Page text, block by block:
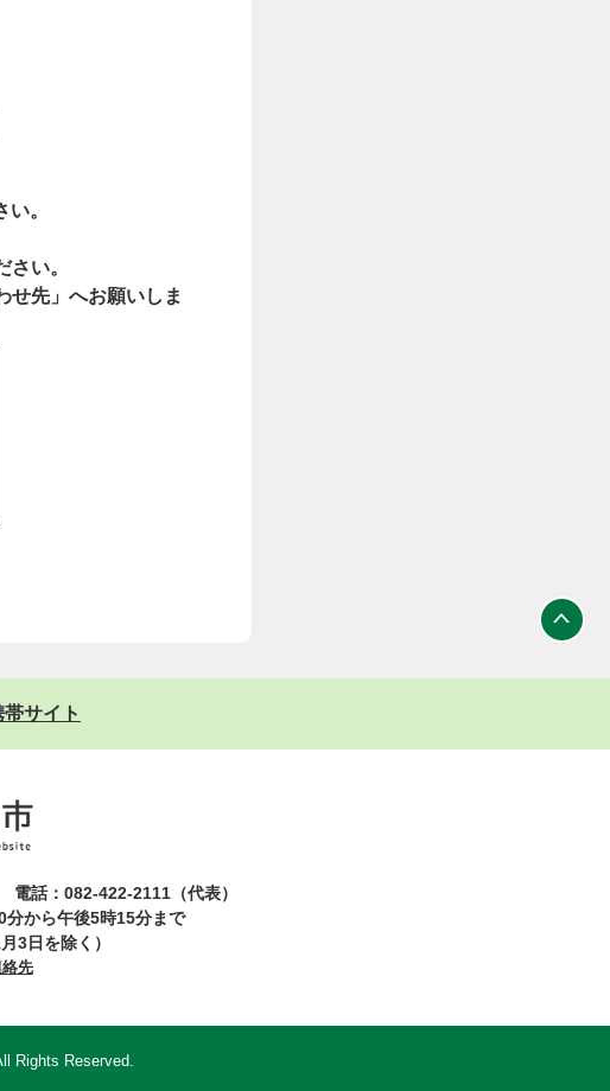
。
い。
せ先」へお願いしま
帯サイト
電話：082-422-2111（代表）
分から午後5時15分まで
3日を除く）
先
Rights Reserved.